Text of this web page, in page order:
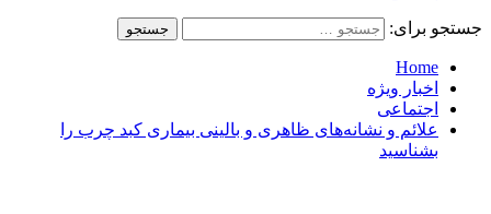
جستجو برای:
Home
اخبار ویژه
اجتماعی
علائم و نشانه‌های ظاهری و بالینی بیماری کبد چرب را
بشناسید